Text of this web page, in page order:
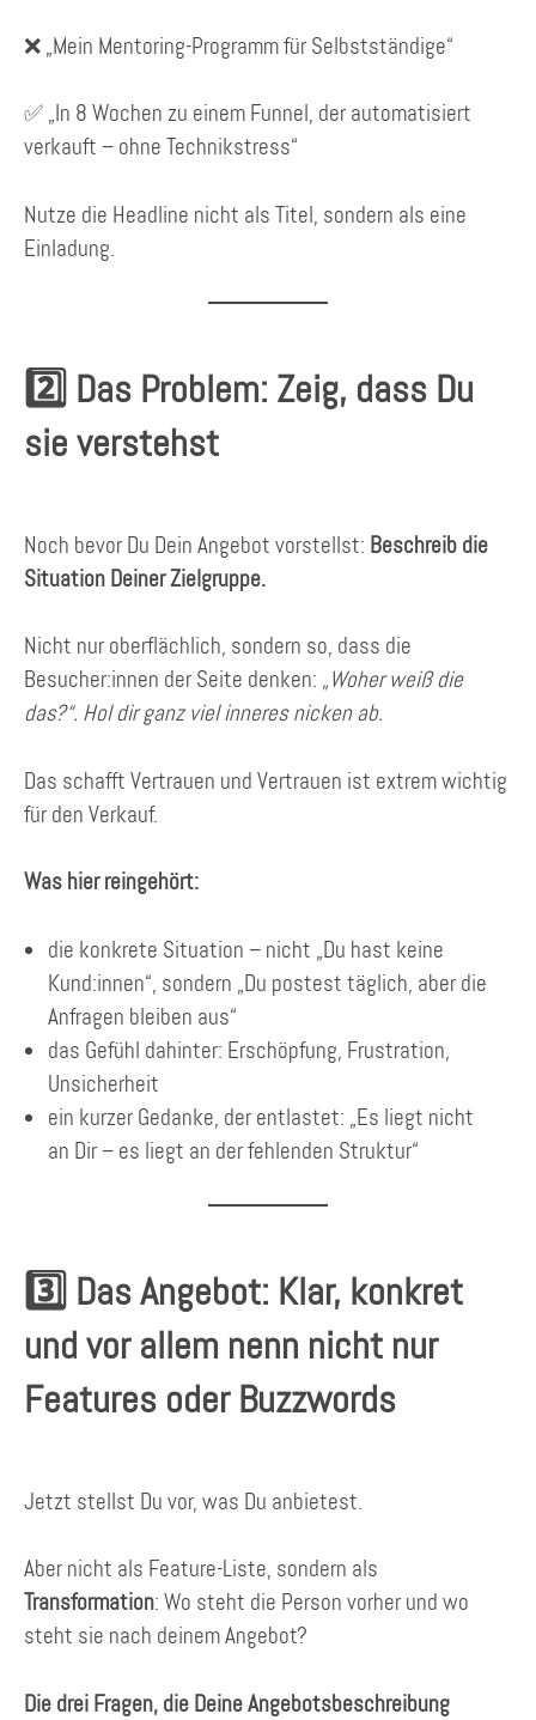
❌ „Mein Mentoring-Programm für Selbstständige“
✅ „In 8 Wochen zu einem Funnel, der automatisiert
verkauft – ohne Technikstress“
Nutze die Headline nicht als Titel, sondern als eine
Einladung.
2️⃣ Das Problem: Zeig, dass Du
sie verstehst
Noch bevor Du Dein Angebot vorstellst: Beschreib die
Situation Deiner Zielgruppe.
Nicht nur oberflächlich, sondern so, dass die
Besucher:innen der Seite denken: „Woher weiß die
das?“. Hol dir ganz viel inneres nicken ab.
Das schafft Vertrauen und Vertrauen ist extrem wichtig
für den Verkauf.
Was hier reingehört:
die konkrete Situation – nicht „Du hast keine
Kund:innen“, sondern „Du postest täglich, aber die
Anfragen bleiben aus“
das Gefühl dahinter: Erschöpfung, Frustration,
Unsicherheit
ein kurzer Gedanke, der entlastet: „Es liegt nicht
an Dir – es liegt an der fehlenden Struktur“
3️⃣ Das Angebot: Klar, konkret
und vor allem nenn nicht nur
Features oder Buzzwords
Jetzt stellst Du vor, was Du anbietest.
Aber nicht als Feature-Liste, sondern als
Transformation: Wo steht die Person vorher und wo
steht sie nach deinem Angebot?
Die drei Fragen, die Deine Angebotsbeschreibung